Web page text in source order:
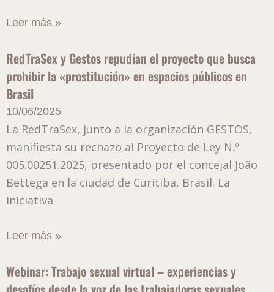
Leer más »
RedTraSex y Gestos repudian el proyecto que busca
prohibir la «prostitución» en espacios públicos en
Brasil
10/06/2025
La RedTraSex, junto a la organización GESTOS,
manifiesta su rechazo al Proyecto de Ley N.º
005.00251.2025, presentado por el concejal João
Bettega en la ciudad de Curitiba, Brasil. La
iniciativa
Leer más »
Webinar: Trabajo sexual virtual – experiencias y